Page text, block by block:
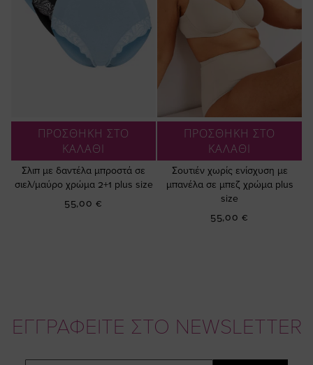
ΠΡΟΣΘΗΚΗ ΣΤΟ
ΚΑΛΑΘΙ
Σλιπ με δαντέλα μπροστά σε
σιελ/μαύρο χρώμα 2+1 plus size
55,00 €
ΠΡΟΣΘΗΚΗ ΣΤΟ
ΚΑΛΑΘΙ
Σουτιέν χωρίς ενίσχυση με
μπανέλα σε μπεζ χρώμα plus
size
55,00 €
ΕΓΓΡΑΦΕΙΤΕ ΣΤΟ NEWSLETTER